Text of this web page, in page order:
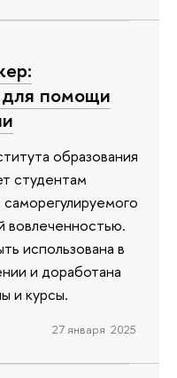
для помощи
образования
студентам
вовлеченностью.
использована в
и доработана
и курсы.
27 января 2025